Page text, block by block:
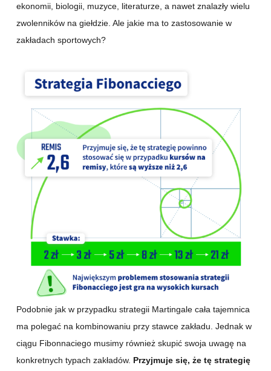
ekonomii, biologii, muzyce, literaturze, a nawet znalazły wielu
zwolenników na giełdzie. Ale jakie ma to zastosowanie w
zakładach sportowych?
Podobnie jak w przypadku strategii Martingale cała tajemnica
ma polegać na kombinowaniu przy stawce zakładu. Jednak w
ciągu Fibonnaciego musimy również skupić swoja uwagę na
konkretnych typach zakładów. Przyjmuje się, że tę strategię